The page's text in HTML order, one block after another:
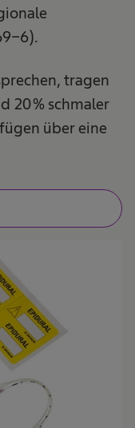
6).
tragen
20 % schmaler
über eine